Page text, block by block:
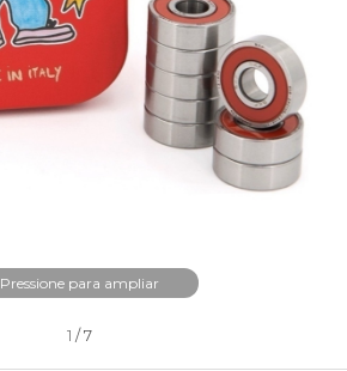
Pressione para ampliar
1 / 7